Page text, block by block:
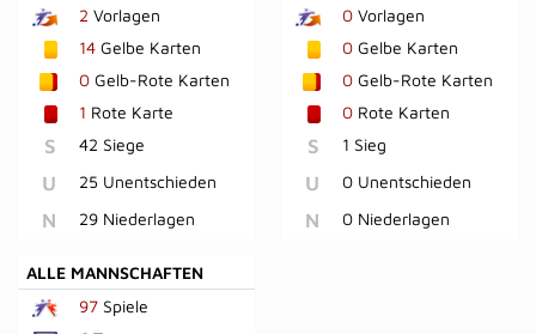
2 Vorlagen
14 Gelbe Karten
0 Gelb-Rote Karten
1 Rote Karte
S 42 Siege
U 25 Unentschieden
N 29 Niederlagen
0Vorlagen
0Gelbe Karten
0Gelb-Rote Karten
0Rote Karten
S 1 Sieg
U 0 Unentschieden
N 0 Niederlagen
ALLE MANNSCHAFTEN
97 Spiele